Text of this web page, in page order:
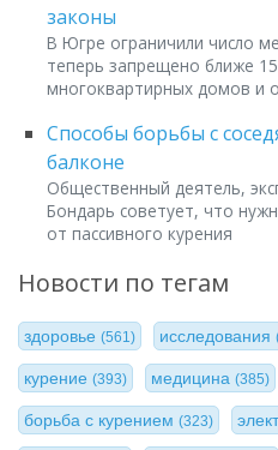
законы
В Югре ограничили число
теперь запрещено ближе
многоквартирных домов и
Способы борьбы с
балконе
Общественный деятель,
Бондарь советует, что
от пассивного курения
Новости по тегам
здоровье (561) исследования
курение (393) медицина(385)
борьба с курением (323)